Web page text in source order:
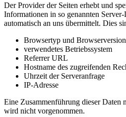
Der Provider der Seiten erhebt und
Informationen in so genannten
automatisch an uns übermittelt. Dies
Browsertyp und Browserversion
verwendetes Betriebssystem
Referrer URL
Hostname des zugreifenden
Uhrzeit der Serveranfrage
IP-Adresse
Eine Zusammenführung dieser Daten
wird nicht vorgenommen.